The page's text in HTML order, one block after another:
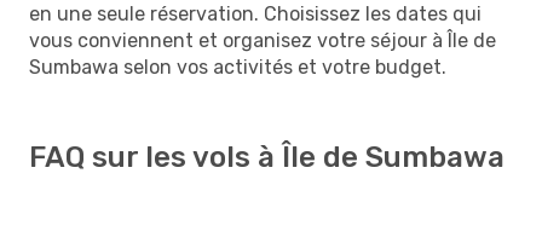
en une seule réservation. Choisissez les dates qui
vous conviennent et organisez votre séjour à Île de
Sumbawa selon vos activités et votre budget.
FAQ sur les vols à Île de Sumbawa